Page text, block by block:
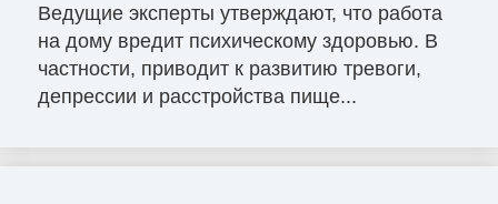
Ведущие эксперты утверждают, что работа
на дому вредит психическому здоровью. В
частности, приводит к развитию тревоги,
депрессии и расстройства пище...